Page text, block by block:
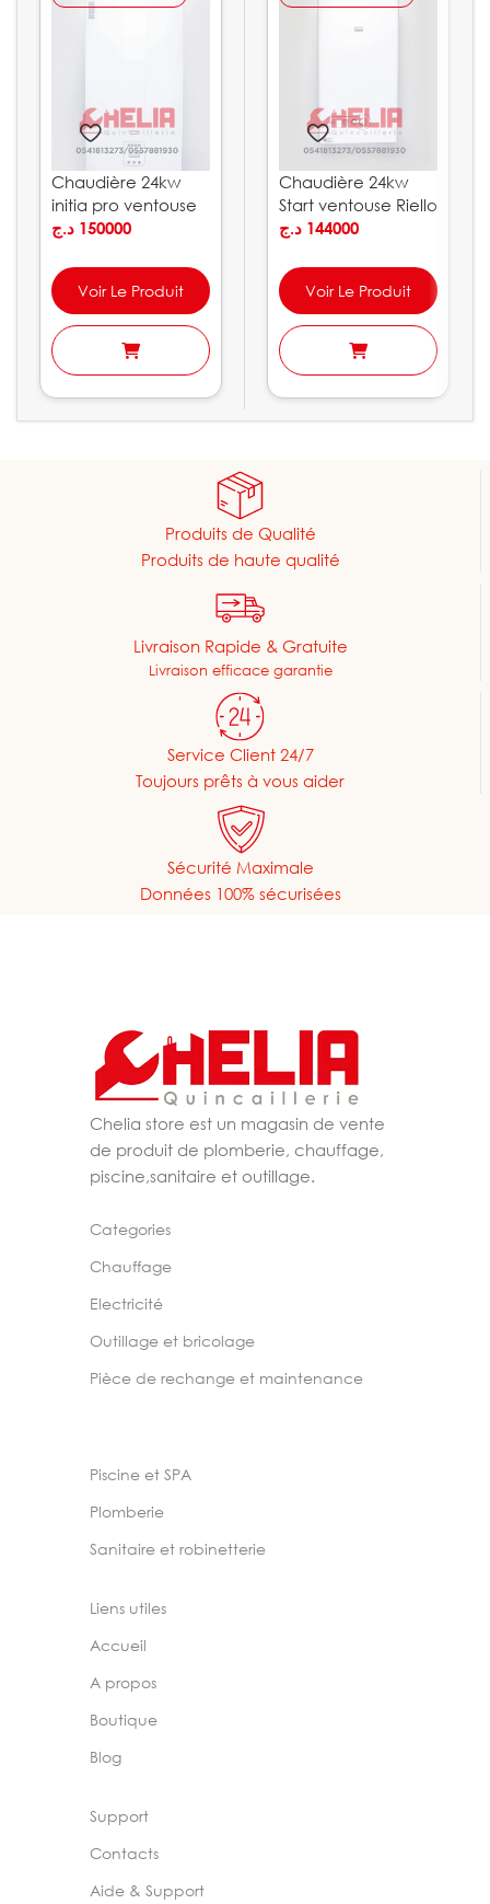
Chaudière 24kw
initia pro ventouse
Chappée
150000 د.ج
Voir Le Produit
Chaudière 24kw
Start ventouse Riello
144000 د.ج
Voir Le Produit
Produits de Qualité
Produits de haute qualité
Livraison Rapide & Gratuite
Livraison efficace garantie
Service Client 24/7
Toujours prêts à vous aider
Sécurité Maximale
Données 100% sécurisées
Chelia store est un magasin de vente
de produit de plomberie, chauffage,
piscine,sanitaire et outillage.
Categories
Chauffage
Electricité
Outillage et bricolage
Pièce de rechange et maintenance
Piscine et SPA
Plomberie
Sanitaire et robinetterie
Liens utiles
Accueil
A propos
Boutique
Blog
Support
Contacts
Aide & Support